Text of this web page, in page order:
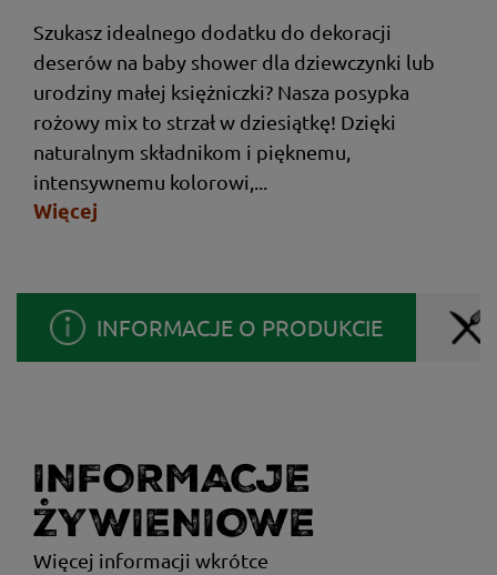
Szukasz idealnego dodatku do dekoracji
deserów na baby shower dla dziewczynki lub
urodziny małej księżniczki? Nasza posypka
rożowy mix to strzał w dziesiątkę! Dzięki
naturalnym składnikom i pięknemu,
intensywnemu kolorowi,...
Więcej
INFORMACJE O PRODUKCIE
INFORMACJE
ŻYWIENIOWE
Więcej informacji wkrótce